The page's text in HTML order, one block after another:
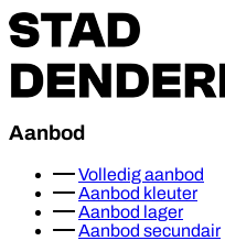
Aanbod
Volledig aanbod
Aanbod kleuter
Aanbod lager
Aanbod secundair